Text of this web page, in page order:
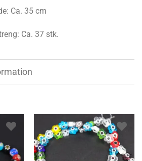
Ca. 35 cm
Ca. 37 stk.